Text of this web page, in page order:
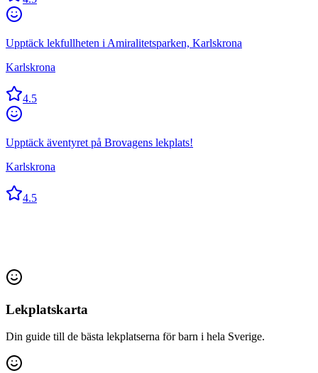
Upptäck lekfullheten i Amiralitetsparken, Karlskrona
Karlskrona
4.5
Upptäck äventyret på Brovagens lekplats!
Karlskrona
4.5
Lekplatskarta
Din guide till de bästa lekplatserna för barn i hela Sverige.